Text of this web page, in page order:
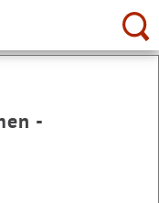
-